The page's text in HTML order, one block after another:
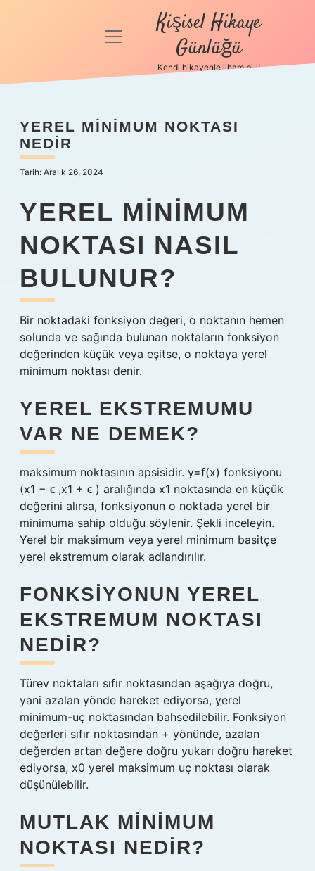
Anasayfa
Politikası
Yasal Uyarı
menüyü
Kişisel Hikaye
Günlüğü
Kendi hikayenle ilham bul!
YEREL MINIMUM NOKTASI
NEDIR
Tarih: Aralık 26, 2024
YEREL MINIMUM
NOKTASI NASIL
BULUNUR?
Bir noktadaki fonksiyon değeri, o noktanın hemen
solunda ve sağında bulunan noktaların fonksiyon
değerinden küçük veya eşitse, o noktaya yerel
minimum noktası denir.
YEREL EKSTREMUMU
VAR NE DEMEK?
maksimum noktasının apsisidir. y=f(x) fonksiyonu
(x1 − ϵ ,x1 + ϵ ) aralığında x1 noktasında en küçük
değerini alırsa, fonksiyonun o noktada yerel bir
minimuma sahip olduğu söylenir. Şekli inceleyin.
Yerel bir maksimum veya yerel minimum basitçe
yerel ekstremum olarak adlandırılır.
FONKSIYONUN YEREL
EKSTREMUM NOKTASI
NEDIR?
Türev noktaları sıfır noktasından aşağıya doğru,
yani azalan yönde hareket ediyorsa, yerel
minimum-uç noktasından bahsedilebilir. Fonksiyon
değerleri sıfır noktasından + yönünde, azalan
değerden artan değere doğru yukarı doğru hareket
ediyorsa, x0 yerel maksimum uç noktası olarak
düşünülebilir.
MUTLAK MINIMUM
NOKTASI NEDIR?